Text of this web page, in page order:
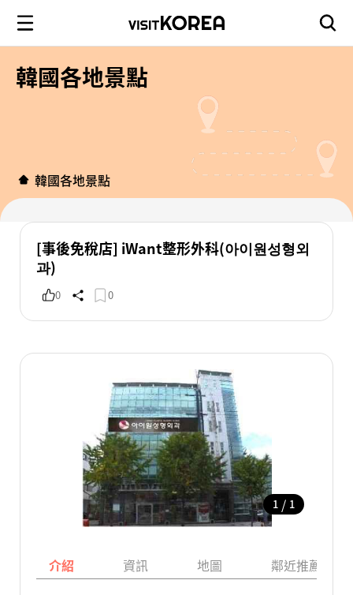
韓國各地景點
韓國各地景點
[事後免稅店] iWant整形外科(아이원성형외
과)
0 0
1 / 1
介紹 資訊 地圖 鄰近推薦景點